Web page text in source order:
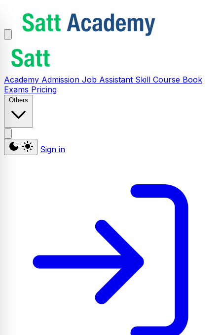
Academy Admission Job Assistant Skill Course Book
Exams Pricing
Others
Sign in